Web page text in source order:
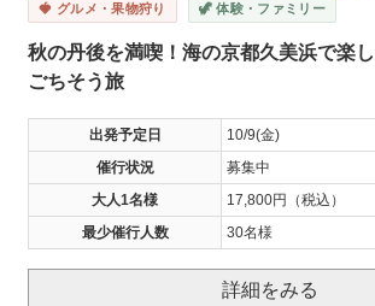
🍓 グルメ・果物狩り 🦖 体験・ファミリー
秋の丹後を満喫！海の京都久美浜で楽
ごちそう旅
出発予定日
10/9(金)
催行状況
募集中
大人1名様
17,800円（税込）
最少催行人数
30名様
詳細をみる